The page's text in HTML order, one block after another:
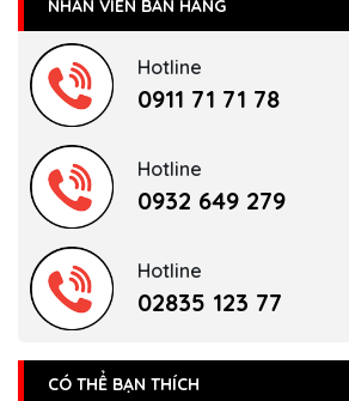
NHÂN VIÊN BÁN HÀNG
Hotline
0911 71 71 78
Hotline
0932 649 279
Hotline
02835 123 77
CÓ THỂ BẠN THÍCH